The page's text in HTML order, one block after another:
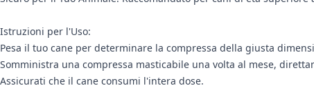
Istruzioni per l'Uso:
Pesa il tuo cane per determinare la compressa della giusta
Somministra una compressa masticabile una volta al mese,
Assicurati che il cane consumi l'intera dose.